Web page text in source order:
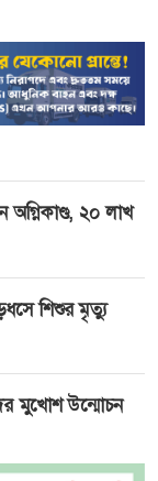
অগ্নিকাণ্ড, ২০ লাখ
শিশুর মৃত্যু
মুখোশ উন্মোচন